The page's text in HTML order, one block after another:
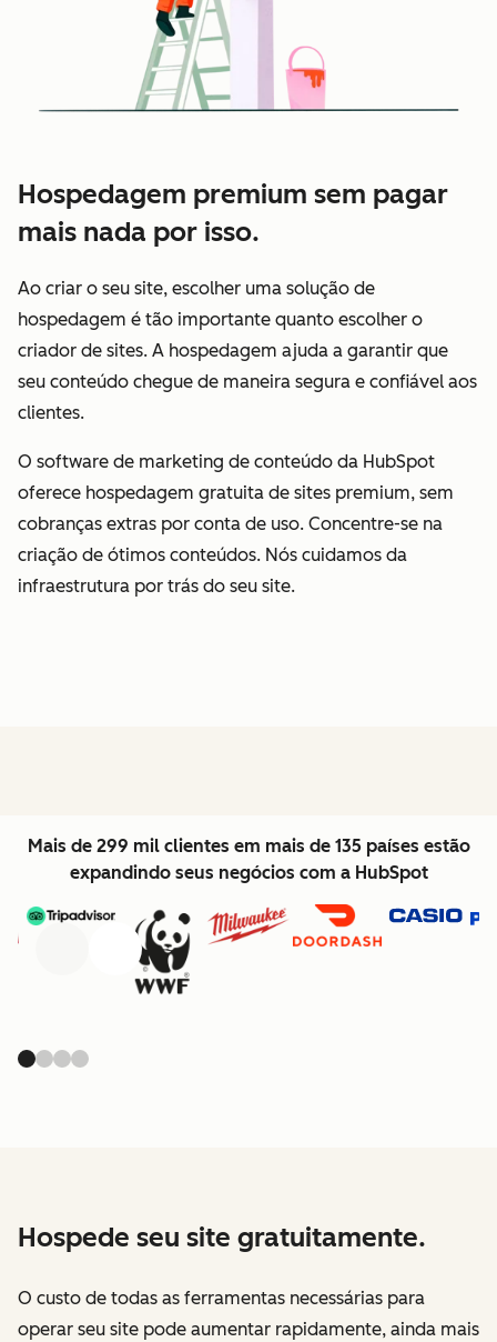
Hospedagem premium sem pagar
mais nada por isso.
Ao criar o seu site, escolher uma solução de
hospedagem é tão importante quanto escolher o
criador de sites. A hospedagem ajuda a garantir que
seu conteúdo chegue de maneira segura e confiável aos
clientes.
O software de marketing de conteúdo da HubSpot
oferece hospedagem gratuita de sites premium, sem
cobranças extras por conta de uso. Concentre-se na
criação de ótimos conteúdos. Nós cuidamos da
infraestrutura por trás do seu site.
Mais de 299 mil clientes em mais de 135 países estão
expandindo seus negócios com a HubSpot
Avançar
Hospede seu site gratuitamente.
O custo de todas as ferramentas necessárias para
operar seu site pode aumentar rapidamente, ainda mais